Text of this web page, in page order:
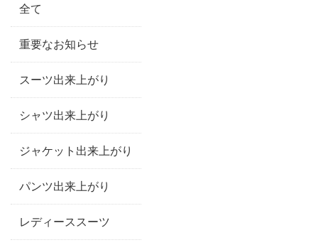
全て
重要なお知らせ
スーツ出来上がり
シャツ出来上がり
ジャケット出来上がり
パンツ出来上がり
レディーススーツ